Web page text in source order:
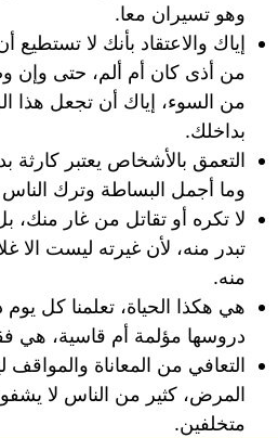
وهو تسيران معا.
إياك والاعتقاد بأنك لا
من أذى كان أم ألم، حتى وإن
من السوء، إياك أن تجعل هذا
بداخلك.
‏التعمق بالأشخاص يعتبر كارثة
وما أجمل البساطة وترك الناس
لا تكره أو تقاتل من غار منك،
تبدر منه، لأن غيرته ليست الا
منه.
هي هكذا الحياة، تعلمنا كل
دروسها مؤلمة أم قاسية، هي
التعافي من المعاناة
المرض، كثير من الناس لا
متخلفين.